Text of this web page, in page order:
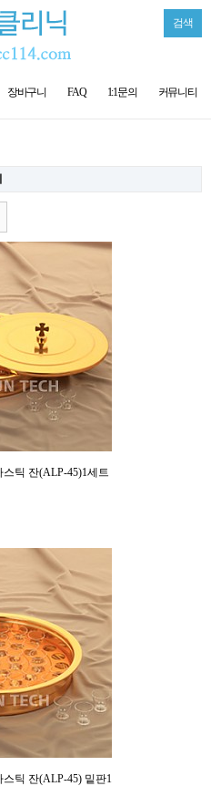
검색
장바구니 FAQ 1:1문의 커뮤니티
틱 잔(ALP-45)1세트
틱 잔(ALP-45) 밑판1